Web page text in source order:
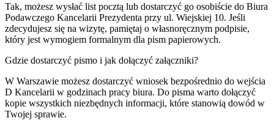
Tak, możesz wysłać list pocztą lub dostarczyć go osobiście do Biura
Podawczego Kancelarii Prezydenta przy ul. Wiejskiej 10. Jeśli
zdecydujesz się na wizytę, pamiętaj o własnoręcznym podpisie,
który jest wymogiem formalnym dla pism papierowych.
Gdzie dostarczyć pismo i jak dołączyć załączniki?
W Warszawie możesz dostarczyć wniosek bezpośrednio do wejścia
D Kancelarii w godzinach pracy biura. Do pisma warto dołączyć
kopie wszystkich niezbędnych informacji, które stanowią dowód w
Twojej sprawie.